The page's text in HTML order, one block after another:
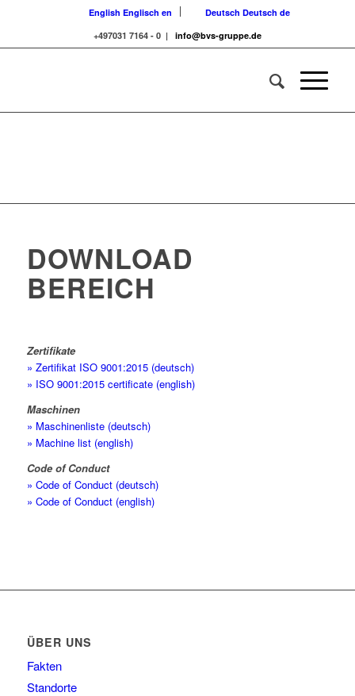
English Englisch en Deutsch Deutsch de
+497031 7164 - 0 |
info@bvs-gruppe.de
DOWNLOAD
BEREICH
Zertifikate
» Zertifikat ISO 9001:2015 (deutsch)
» ISO 9001:2015 certificate (english)
Maschinen
» Maschinenliste (deutsch)
» Machine list (english)
Code of Conduct
» Code of Conduct (deutsch)
» Code of Conduct (english)
ÜBER UNS
Fakten
Standorte